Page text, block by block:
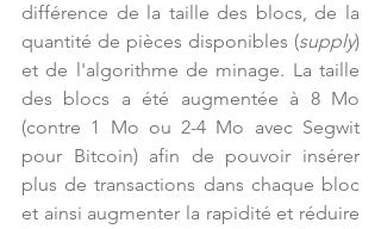
différence de la taille des blocs, de la
quantité de pièces disponibles (supply)
et de l'algorithme de minage. La taille
des blocs a été augmentée à 8 Mo
(contre 1 Mo ou 2-4 Mo avec Segwit
pour Bitcoin) afin de pouvoir insérer
plus de transactions dans chaque bloc
et ainsi augmenter la rapidité et réduire